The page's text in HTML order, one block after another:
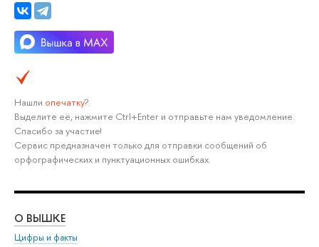
Нашли опечатку?
Выделите её, нажмите Ctrl+Enter и отправьте нам уведомление.
Спасибо за участие!
Сервис предназначен только для отправки сообщений об
орфографических и пунктуационных ошибках.
О ВЫШКЕ
Цифры и факты